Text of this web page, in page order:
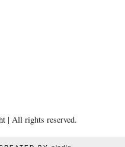
| All rights reserved.